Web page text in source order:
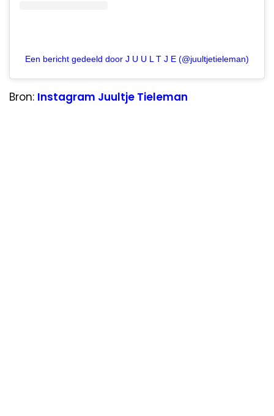
Een bericht gedeeld door J U U L T J E (@juultjetieleman)
Bron: Instagram Juultje Tieleman